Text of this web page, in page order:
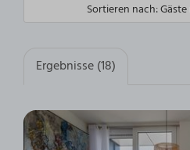
Sortieren nach:
Ergebnisse (18)